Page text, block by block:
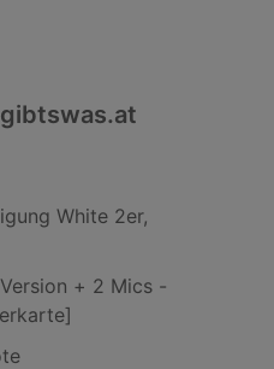
White 2er,
+ 2 Mics -